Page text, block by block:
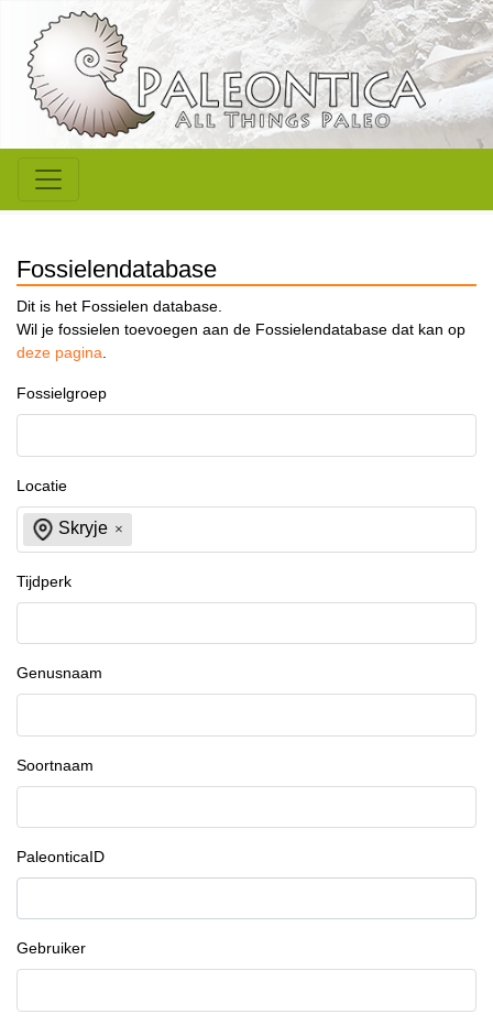
Fossielendatabase
Dit is het Fossielen database.
Wil je fossielen toevoegen aan de Fossielendatabase dat kan op
deze pagina.
Fossielgroep
Locatie
Skryje
Tijdperk
Genusnaam
Soortnaam
PaleonticaID
Gebruiker